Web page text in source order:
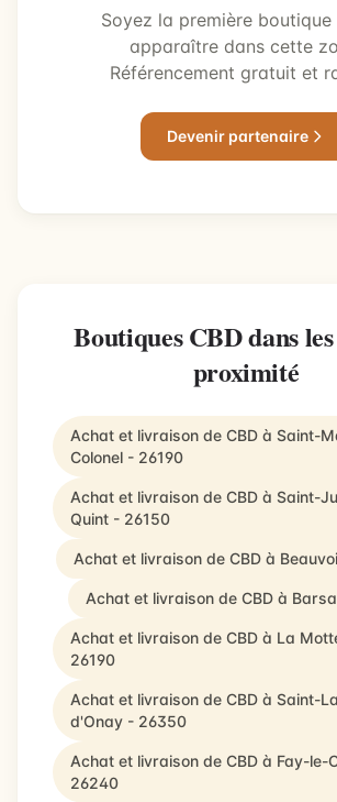
Soyez la première boutique
apparaître dans cette
Référencement gratuit et
Devenir partenaire
Boutiques CBD dans
proximité
Achat et livraison de CBD à Saint-
Colonel - 26190
Achat et livraison de CBD à Saint-
Quint - 26150
Achat et livraison de CBD à
Achat et livraison de CBD à
Achat et livraison de CBD à La
26190
Achat et livraison de CBD à Saint-
d'Onay - 26350
Achat et livraison de CBD à Fay-le-
26240